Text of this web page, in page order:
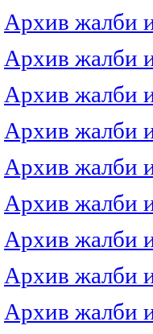
Архив жалби
Архив жалби
Архив жалби
Архив жалби
Архив жалби
Архив жалби
Архив жалби
Архив жалби
Архив жалби